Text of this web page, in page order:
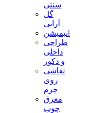
سنتی
گل
آرایی
انیمیشن
طراحی
داخلی
و دکور
نقاشی
روی
چرم
معرق
چوب